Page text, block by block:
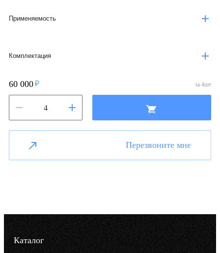
Применяемость
Комплектация
60 000 за 4шт
Перезвоните мне
Каталог